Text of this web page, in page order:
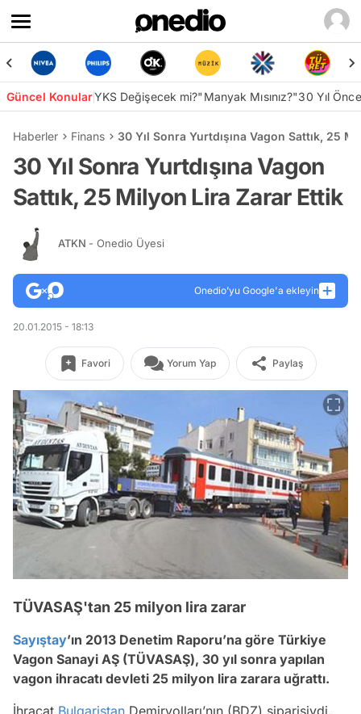
Güncel KonularYKS Değişecek mi?"Manyak Mısınız?"30 Yıl
Haberler Finans 30 Yıl Sonra Yurtdışına Vagon Sattık, 25
30 Yıl Sonra Yurtdışına Vagon
Sattık, 25 Milyon Lira Zarar Ettik
ATKN - Onedio Üyesi
Onedio’yu Google'a ekleyin
20.01.2015 - 18:13
Favori Yorum Yap Paylaş
TÜVASAŞ'tan 25 milyon lira zarar
Sayıştay’ın 2013 Denetim Raporu’na göre Türkiye
Vagon Sanayi AŞ (TÜVASAŞ), 30 yıl sonra yapılan
vagon ihracatı devleti 25 milyon lira zarara uğrattı.
İhracat Bulgaristan Demiryolları’nın (BDZ) siparişiydi.